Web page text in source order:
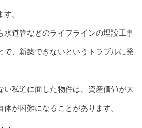
。
水道管などのライフラインの埋設工事
で、新築できないというトラブルに発
い私道に面した物件は、資産価値が大
が困難になることがあります。